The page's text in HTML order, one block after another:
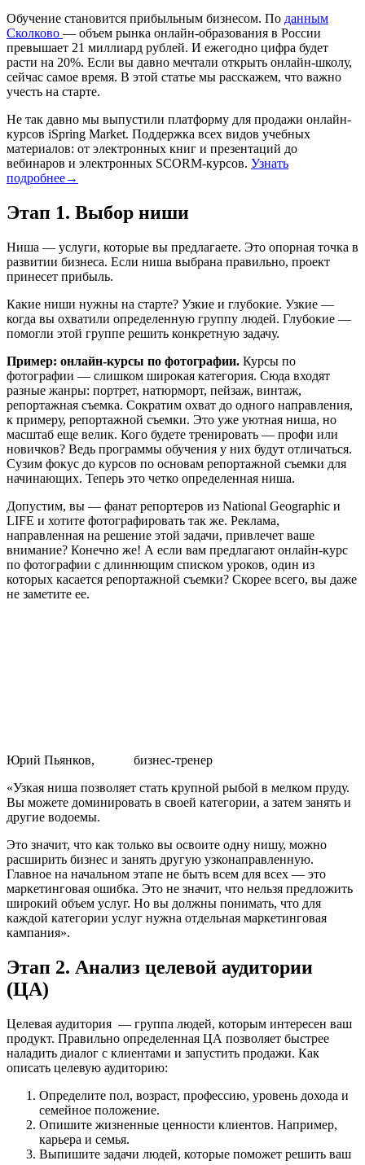
Обучение становится прибыльным бизнесом. По данным
Сколково — объем рынка онлайн-образования в России
превышает 21 миллиард рублей. И ежегодно цифра будет
расти на 20%. Если вы давно мечтали открыть онлайн-школу,
сейчас самое время. В этой статье мы расскажем, что важно
учесть на старте.
Не так давно мы выпустили платформу для продажи онлайн-
курсов iSpring Market. Поддержка всех видов учебных
материалов: от электронных книг и презентаций до
вебинаров и электронных SCORM-курсов. Узнать
подробнее→
Этап 1. Выбор ниши
Ниша — услуги, которые вы предлагаете. Это опорная точка в
развитии бизнеса. Если ниша выбрана правильно, проект
принесет прибыль.
Какие ниши нужны на старте? Узкие и глубокие. Узкие —
когда вы охватили определенную группу людей. Глубокие —
помогли этой группе решить конкретную задачу.
Пример: онлайн-курсы по фотографии. Курсы по
фотографии — слишком широкая категория. Сюда входят
разные жанры: портрет, натюрморт, пейзаж, винтаж,
репортажная съемка. Сократим охват до одного направления,
к примеру, репортажной съемки. Это уже уютная ниша, но
масштаб еще велик. Кого будете тренировать — профи или
новичков? Ведь программы обучения у них будут отличаться.
Сузим фокус до курсов по основам репортажной съемки для
начинающих. Теперь это четко определенная ниша.
Допустим, вы — фанат репортеров из National Geographic и
LIFE и хотите фотографировать так же. Реклама,
направленная на решение этой задачи, привлечет ваше
внимание? Конечно же! А если вам предлагают онлайн-курс
по фотографии с длиннющим списком уроков, один из
которых касается репортажной съемки? Скорее всего, вы даже
не заметите ее.
Юрий Пьянков, бизнес-тренер
«Узкая ниша позволяет стать крупной рыбой в мелком пруду.
Вы можете доминировать в своей категории, а затем занять и
другие водоемы.
Это значит, что как только вы освоите одну нишу, можно
расширить бизнес и занять другую узконаправленную.
Главное на начальном этапе не быть всем для всех — это
маркетинговая ошибка. Это не значит, что нельзя предложить
широкий объем услуг. Но вы должны понимать, что для
каждой категории услуг нужна отдельная маркетинговая
кампания».
Этап 2. Анализ целевой аудитории
(ЦА)
Целевая аудитория — группа людей, которым интересен ваш
продукт. Правильно определенная ЦА позволяет быстрее
наладить диалог с клиентами и запустить продажи. Как
описать целевую аудиторию:
Определите пол, возраст, профессию, уровень дохода и
семейное положение.
Опишите жизненные ценности клиентов. Например,
карьера и семья.
Выпишите задачи людей, которые поможет решить ваш